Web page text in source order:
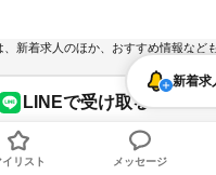
、新着求人のほか、おすすめ情報など
LINEで受け取る
メールで受け取る
新着求
イリスト メッセージ